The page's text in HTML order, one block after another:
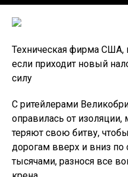
Техническая фирма США,
если приходит новый
силу
С ритейлерами
оправилась от
теряют свою битву,
дорогам вверх и вниз по
тысячами, разнося все